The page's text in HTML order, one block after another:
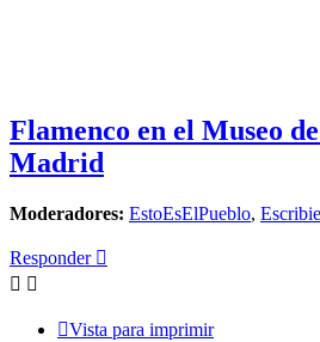
Flamenco en el Museo
Madrid
Moderadores: EstoEsElPueblo,
Responder
Vista para imprimir